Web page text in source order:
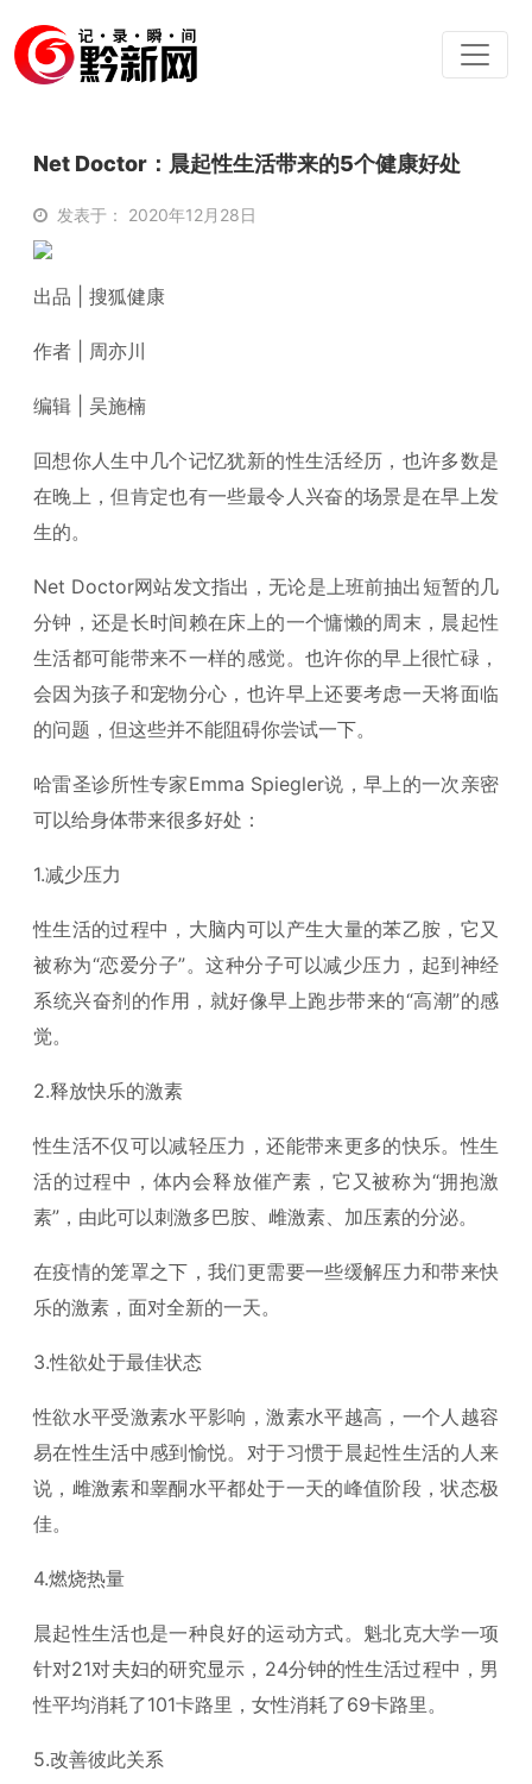
Net Doctor：晨起性生活带来的5个健康好处
发表于： 2020年12月28日
出品 | 搜狐健康
作者 | 周亦川
编辑 | 吴施楠
回想你人生中几个记忆犹新的性生活经历，也许多数是
在晚上，但肯定也有一些最令人兴奋的场景是在早上发
生的。
Net Doctor网站发文指出，无论是上班前抽出短暂的几
分钟，还是长时间赖在床上的一个慵懒的周末，晨起性
生活都可能带来不一样的感觉。也许你的早上很忙碌，
会因为孩子和宠物分心，也许早上还要考虑一天将面临
的问题，但这些并不能阻碍你尝试一下。
哈雷圣诊所性专家Emma Spiegler说，早上的一次亲密
可以给身体带来很多好处：
1.减少压力
性生活的过程中，大脑内可以产生大量的苯乙胺，它又
被称为“恋爱分子”。这种分子可以减少压力，起到神经
系统兴奋剂的作用，就好像早上跑步带来的“高潮”的感
觉。
2.释放快乐的激素
性生活不仅可以减轻压力，还能带来更多的快乐。性生
活的过程中，体内会释放催产素，它又被称为“拥抱激
素”，由此可以刺激多巴胺、雌激素、加压素的分泌。
在疫情的笼罩之下，我们更需要一些缓解压力和带来快
乐的激素，面对全新的一天。
3.性欲处于最佳状态
性欲水平受激素水平影响，激素水平越高，一个人越容
易在性生活中感到愉悦。对于习惯于晨起性生活的人来
说，雌激素和睾酮水平都处于一天的峰值阶段，状态极
佳。
4.燃烧热量
晨起性生活也是一种良好的运动方式。魁北克大学一项
针对21对夫妇的研究显示，24分钟的性生活过程中，男
性平均消耗了101卡路里，女性消耗了69卡路里。
5.改善彼此关系